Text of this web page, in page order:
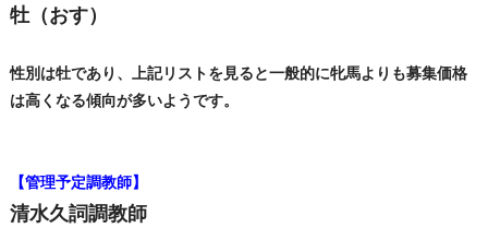
牡（おす）
性別は牡であり、上記リストを見ると一般的に牝馬よりも募集価格
は高くなる傾向が多いようです。
【管理予定調教師】
清水久詞調教師